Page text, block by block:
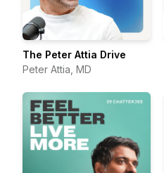
The Peter Attia Drive
Peter Attia, MD